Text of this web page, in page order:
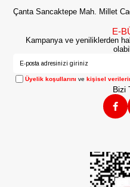
Çanta Sancaktepe Mah. Millet
E-
Kampanya ve yeniliklerden
Üyelik koşullarını vekişisel
Bizi